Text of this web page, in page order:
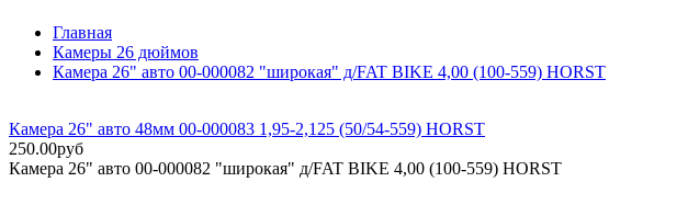
Главная
Камеры 26 дюймов
Камера 26" авто 00-000082 "широкая" д/FAT BIKE 4,00 (100-559) HORST
Камера 26" авто 48мм 00-000083 1,95-2,125 (50/54-559) HORST
250.00руб
Камера 26" авто 00-000082 "широкая" д/FAT BIKE 4,00 (100-559) HORST